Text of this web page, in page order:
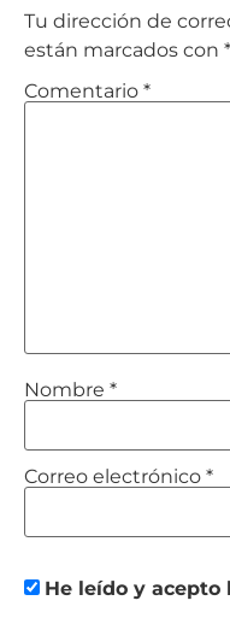
Tu dirección de
están marcados con *
Comentario *
Nombre *
Correo electrónico *
He leído y acepto